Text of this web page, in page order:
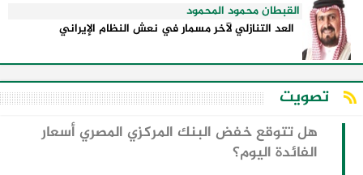
القبطان محمود المحمود
العد التنازلي لآخر مسمار في نعش النظام الإيراني
تصويت
هل تتوقع خفض البنك المركزي المصري أسعار
الفائدة اليوم؟